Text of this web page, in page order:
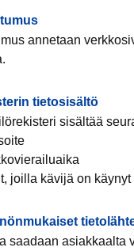
annetaan
tietosisältö
sisältää
joilla kävijä on käynyt
saadaan asiakkaalta